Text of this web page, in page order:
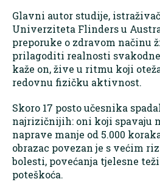
Glavni autor studije,
Univerziteta Flinders u
preporuke o zdravom načinu
prilagoditi realnosti
kaže on, žive u ritmu koji
redovnu fizičku aktivnost.
Skoro 17 posto učesnika
najrizičnijih: oni koji spavaju
naprave manje od 5.000
obrazac povezan je s većim
bolesti, povećanja tjelesne
poteškoća.